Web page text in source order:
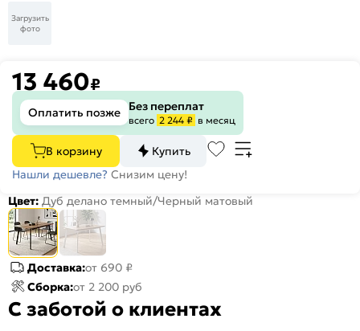
Загрузить
фото
13 460₽
Оплатить позже Без переплат
всего 2 244 ₽ в месяц
В корзину
Купить
Нашли дешевле? Снизим цену!
Цвет: Дуб делано темный/Черный матовый
Доставка:от 690 ₽
Сборка:от 2 200 руб
С заботой о клиентах